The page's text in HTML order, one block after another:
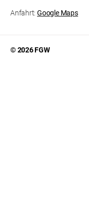
Anfahrt:Google Maps
© 2026 FGW